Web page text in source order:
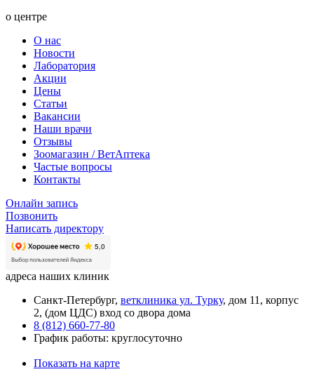
о центре
О нас
Новости
Лаборатория
Акции
Цены
Статьи
Вакансии
Наши врачи
Отзывы
Зоомагазин / ВетАптека
Частые вопросы
Контакты
Онлайн запись
Позвонить
Написать директору
адреса наших клиник
Санкт-Петербург, ветклиника ул. Турку, дом 11, корпус
2, (дом ЦДС) вход со двора дома
8 (812) 660-77-80
График работы: круглосуточно
Показать на карте